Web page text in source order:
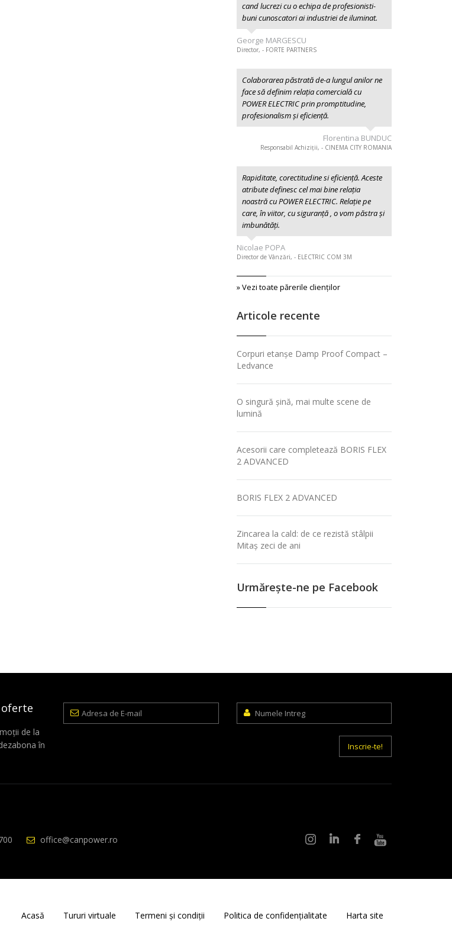
cand lucrezi cu o echipa de profesionisti-
buni cunoscatori ai industriei de iluminat.
George MARGESCU
Director, - FORTE PARTNERS
Colaborarea păstrată de-a lungul anilor ne
face să definim relația comercială cu
POWER ELECTRIC prin promptitudine,
profesionalism şi eficiență.
Florentina BUNDUC
Responsabil Achiziții, - CINEMA CITY ROMANIA
Rapiditate, corectitudine si eficiență. Aceste
atribute definesc cel mai bine relația
noastră cu POWER ELECTRIC. Relație pe
care, în viitor, cu siguranță , o vom păstra și
imbunătăți.
Nicolae POPA
Director de Vânzări, - ELECTRIC COM 3M
» Vezi toate părerile clienţilor
Articole recente
Corpuri etanșe Damp Proof Compact –
Ledvance
O singură șină, mai multe scene de
lumină
Acesorii care completează BORIS FLEX
2 ADVANCED
BORIS FLEX 2 ADVANCED
Zincarea la cald: de ce rezistă stâlpii
Mitaș zeci de ani
Urmăreşte-ne pe Facebook
de la
în
Adresa
de
Numele
Intreg
Inscrie-te!
office@canpower.ro
Acasă Tururi virtuale Termeni și condiții Politica de confidențialitate Harta site